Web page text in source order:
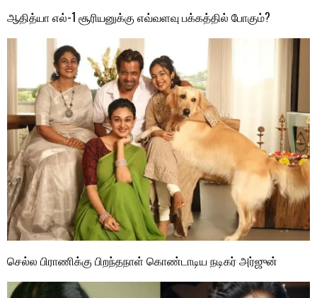
ஆதித்யா எல்-1 சூரியனுக்கு எவ்வளவு பக்கத்தில் போகும்?
செல்ல பிராணிக்கு பிறந்தநாள் கொண்டாடிய நடிகர் அர்ஜுன்